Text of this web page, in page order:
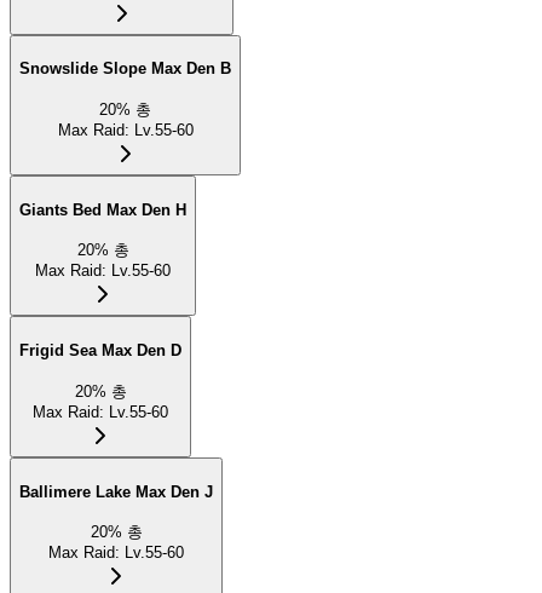
Snowslide Slope Max Den B
20% 총
Max Raid: Lv.55-60
Giants Bed Max Den H
20% 총
Max Raid: Lv.55-60
Frigid Sea Max Den D
20% 총
Max Raid: Lv.55-60
Ballimere Lake Max Den J
20% 총
Max Raid: Lv.55-60